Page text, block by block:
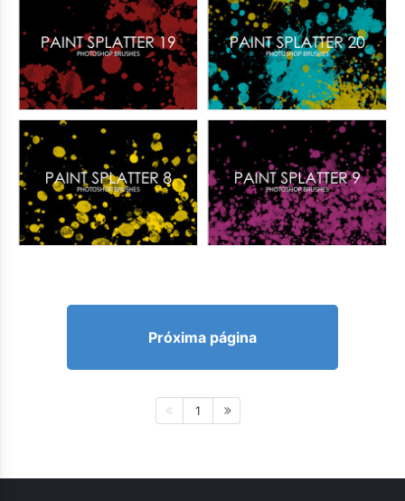
Próxima página
1